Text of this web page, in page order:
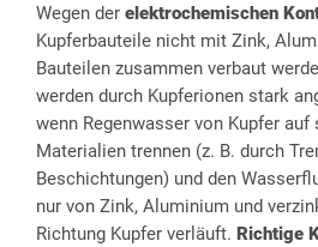
Wegen der elektrochemischen
Kupferbauteile nicht mit Zink,
Bauteilen zusammen verbaut
werden durch Kupferionen stark
wenn Regenwasser von Kupfer
Materialien trennen (z. B. durch
Beschichtungen) und den
nur von Zink, Aluminium und
Richtung Kupfer verläuft. Richtige